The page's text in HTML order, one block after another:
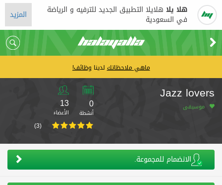
هلا يلا هلايلا التطبيق الجديد للترفيه و الرياضة
في السعودية المزيد
ماهي ملاحظاتكلديناوظائف!
Jazz lovers
موسيقى 0
أنشطة
13
الأعضاء
(3)
الانضمام للمجموعة.